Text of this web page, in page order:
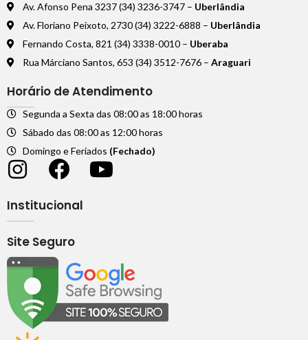
Av. Afonso Pena 3237 (34) 3236-3747 – Uberlândia
Av. Floriano Peixoto, 2730 (34) 3222-6888 – Uberlândia
Fernando Costa, 821 (34) 3338-0010 – Uberaba
Rua Márciano Santos, 653 (34) 3512-7676 – Araguari
Horário de Atendimento
Segunda a Sexta das 08:00 as 18:00 horas
Sábado das 08:00 as 12:00 horas
Domingo e Feriados (Fechado)
Institucional
Site Seguro